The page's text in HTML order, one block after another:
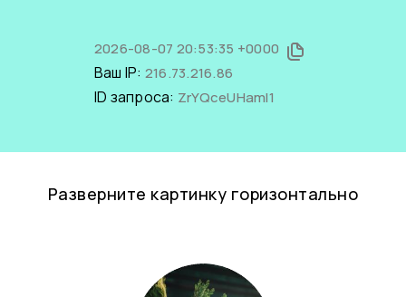
2026-08-07 20:53:35 +0000
Ваш IP: 216.73.216.86
ID запроса: ZrYQceUHamI1
Разверните картинку горизонтально